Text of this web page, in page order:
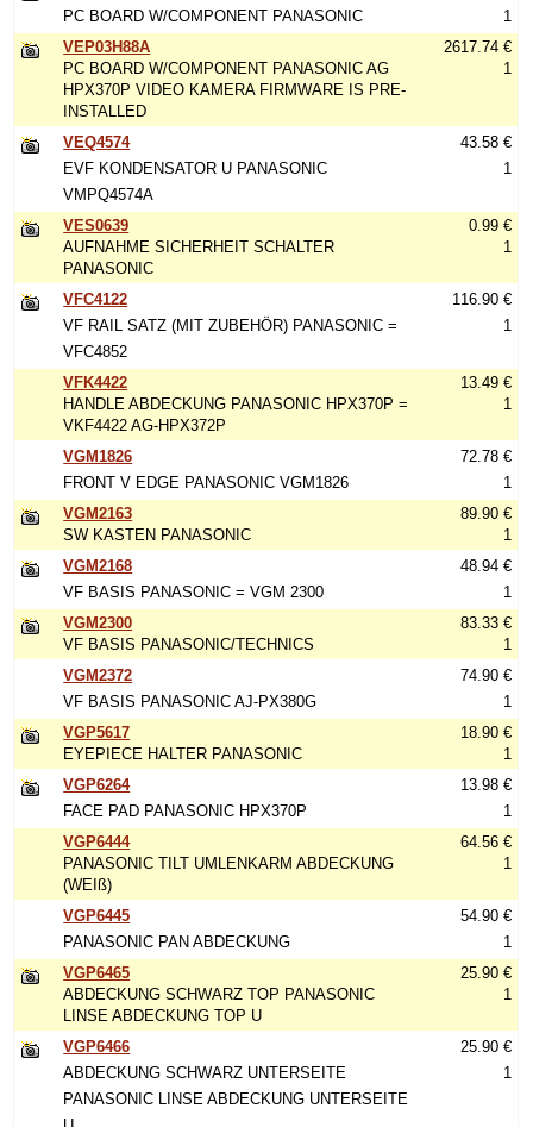
PC BOARD W/COMPONENT PANASONIC
1
VEP03H88A
PC BOARD W/COMPONENT PANASONIC AG
HPX370P VIDEO KAMERA FIRMWARE IS PRE-
INSTALLED
2617.74 €
1
VEQ4574
EVF KONDENSATOR U PANASONIC
VMPQ4574A
43.58 €
1
VES0639
AUFNAHME SICHERHEIT SCHALTER
PANASONIC
0.99 €
1
VFC4122
VF RAIL SATZ (MIT ZUBEHÖR) PANASONIC =
VFC4852
116.90 €
1
VFK4422
HANDLE ABDECKUNG PANASONIC HPX370P =
VKF4422 AG-HPX372P
13.49 €
1
VGM1826
FRONT V EDGE PANASONIC VGM1826
72.78 €
1
VGM2163
SW KASTEN PANASONIC
89.90 €
1
VGM2168
VF BASIS PANASONIC = VGM 2300
48.94 €
1
VGM2300
VF BASIS PANASONIC/TECHNICS
83.33 €
1
VGM2372
VF BASIS PANASONIC AJ-PX380G
74.90 €
1
VGP5617
EYEPIECE HALTER PANASONIC
18.90 €
1
VGP6264
FACE PAD PANASONIC HPX370P
13.98 €
1
VGP6444
PANASONIC TILT UMLENKARM ABDECKUNG
(WEIß)
64.56 €
1
VGP6445
PANASONIC PAN ABDECKUNG
54.90 €
1
VGP6465
ABDECKUNG SCHWARZ TOP PANASONIC
LINSE ABDECKUNG TOP U
25.90 €
1
VGP6466
ABDECKUNG SCHWARZ UNTERSEITE
PANASONIC LINSE ABDECKUNG UNTERSEITE
25.90 €
1